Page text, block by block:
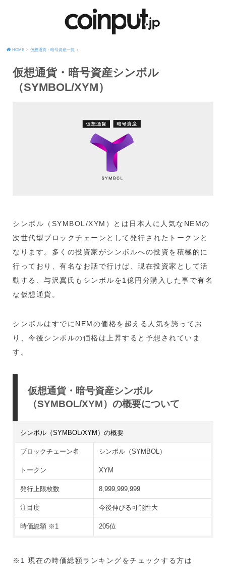
HOME 仮想通貨・暗号資産一覧
仮想通貨・暗号資産シンボル
（SYMBOL/XYM）
シンボル（SYMBOL/XYM）とは日本人に人気なNEMの
次世代型ブロックチェーンとして発行されたトークンと
なります。多くの投資家がシンボルへの投資を積極的に
行っており、有名なお話で行けば、現在投資家として活
動する、与沢翼氏もシンボルを1億円分購入した事で有名
な仮想通貨。
シンボルはすでにNEMの価格を超える人気を誇ってお
り、今後シンボルの価格は上昇すると予想されていま
す。
仮想通貨・暗号資産シンボル
（SYMBOL/XYM）の概要について
シンボル（SYMBOL/XYM）の概要
ブロックチェーン名 シンボル（SYMBOL）
トークン XYM
発行上限枚数 8,999,999,999
注目度 今後伸びる可能性大
時価総額 ※1 205位
※1 現在の時価総額ランキングをチェックする方は